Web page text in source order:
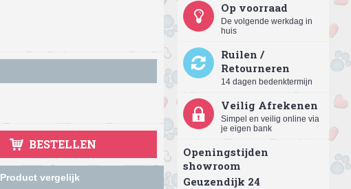
Op voorraad
De volgende werkdag in
huis
Ruilen /
Retourneren
14 dagen bedenktermijn
Veilig Afrekenen
Simpel en veilig online via
je eigen bank
Openingstijden
showroom
Geuzendijk 24
BESTELLEN
Product vergelijk